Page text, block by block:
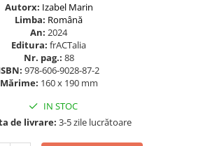
Autorx: Izabel Marin
Limba: Română
An: 2024
Editura: frACTalia
Nr. pag.: 88
978-606-9028-87-2
Mărime: 160 x 190 mm
IN STOC
de livrare: 3-5 zile lucrătoare